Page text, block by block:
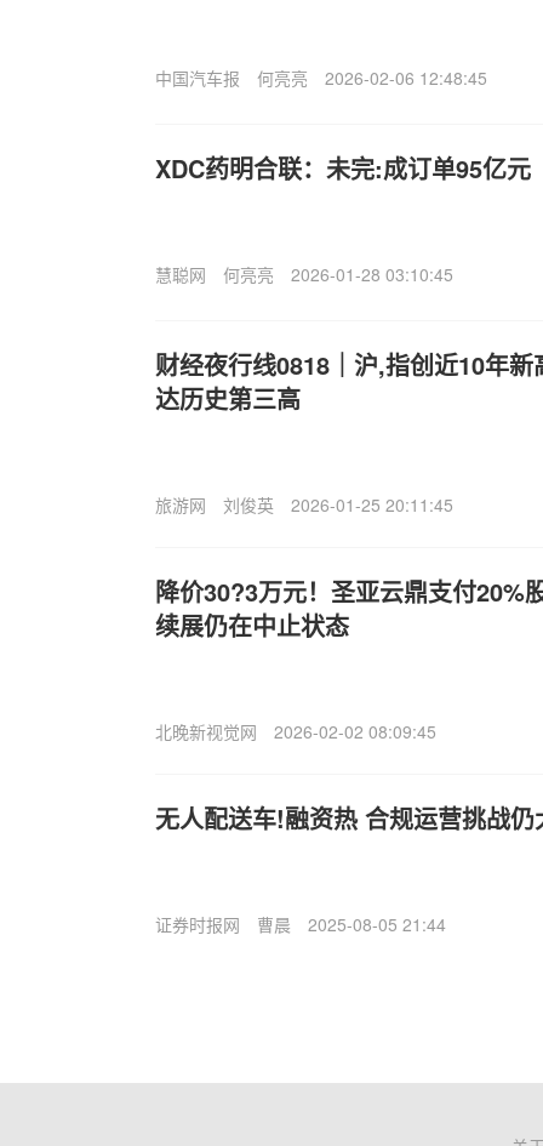
中国汽车报 何亮亮 2026-02-06 12:48:45
XDC药明合联：未完:成订单95亿元
慧聪网 何亮亮 2026-01-28 03:10:45
财经夜行线0818｜沪,指创近10年
达历史第三高
旅游网 刘俊英 2026-01-25 20:11:45
降价30?3万元！圣亚云鼎支付20%
续展仍在中止状态
北晚新视觉网 2026-02-02 08:09:45
无人配送车!融资热 合规运营挑战仍
证券时报网 曹晨 2025-08-05 21:44